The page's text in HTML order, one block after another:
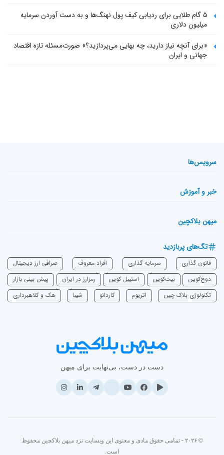
۵ گام طلایی برای ردیابی کیف پول‌ نهنگ‌ها و به دست آوردن سرمایه
میلیون دلاری
«برای آنچه نیاز دارید، چه بهایی می‌پردازید؟» صورت‌مسئله تازه اقتصاد
جهانی و ایران
سرویس‌ها
خبر و آموزش
میهن بلاکچین
تگ‌های پربازدید
قانون گذاری سرمایه‌ گذاری افراد معروف
صرافی ارز دیجیتال
دوج‌کوین
بیت‌کوین استیبل کوین رمزارز در ایران
پیش بینی بازار
تکنولوژی بلاک چین
اتریوم ‌کاردانو شیبا هک و کلاهبرداری
دست در دست، بی‌نهایت برای میهن
© ۲۰۲۶ - تمامی حقوق مادی و معنوی این وبسایت نزد میهن بلاکچین محفوظ
است.